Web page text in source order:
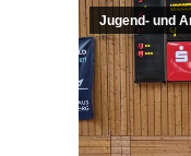
Jugend- und